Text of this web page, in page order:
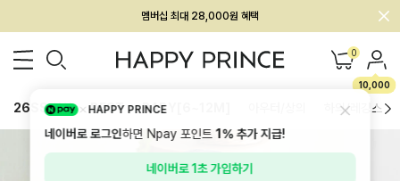
회원전용 아울렛, 가입하면 ~60% 할인!
멤버십 최대 28,000원 혜택 0
10,000
26SS 신상 BEST BABY[6~12M] 하의/레깅스
HAPPY PRINCE
네이버로 로그인하면 Npay 포인트1%추가 지급!
네이버로 1초 가입하기